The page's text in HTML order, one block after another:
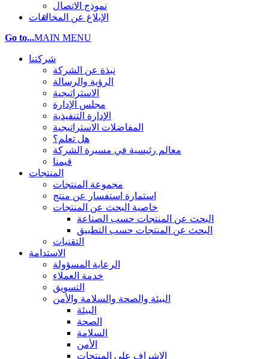
نموذج الاتصال
الإبلاغ عن المخالفات
Go to...MAIN MENU
شركتنا
نبذة عن الشركة
الرؤية والرسالة
الاستراتيجية
مجلس الإدارة
الإدارة التنفيذية
المفاضلات الاستراتيجية
هل تعلم؟
معالم رئيسية في مسيرة الشركة
قيمنا
المنتجات
مجموعة المنتجات
استمارة استفسار عن منتج
خاصية البحث عن المنتجات
البحث عن المنتجات حسب الصناعة
البحث عن المنتجات حسب التطبيق
التقنيات
الاستدامة
الرعاية المسؤولة
خدمة العملاء
التسويق
البيئة والصحة والسلامة والأمن
البيئة
الصحة
السلامة
الأمن
الإشراف على المنتجات